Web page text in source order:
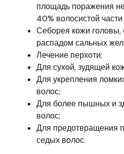
площадь поражения
40% волосистой
Себорея кожи головы,
распадом сальных
Лечение перхоти;
Для сухой, зудящей
Для укрепления
волос;
Для более пышных и
волос;
Для предотвращения
седых волос.